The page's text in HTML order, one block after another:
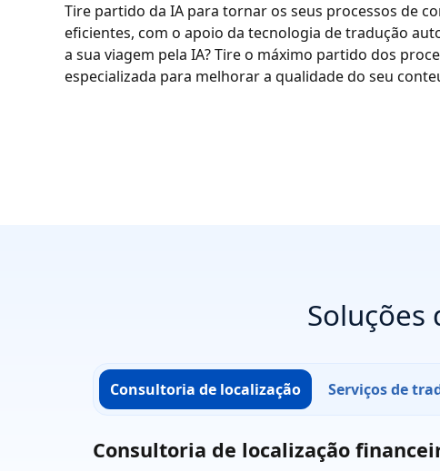
Tire partido da IA para tornar os seus processos de
eficientes, com o apoio da tecnologia de tradução
a sua viagem pela IA? Tire o máximo partido dos
especializada para melhorar a qualidade do seu
Consultoria de localização Serviços de
Consultoria de localização